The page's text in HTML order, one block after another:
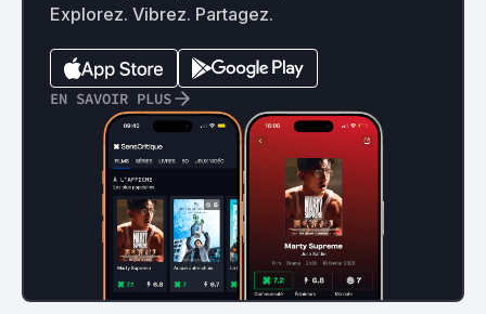
Explorez. Vibrez. Partagez.
EN SAVOIR PLUS